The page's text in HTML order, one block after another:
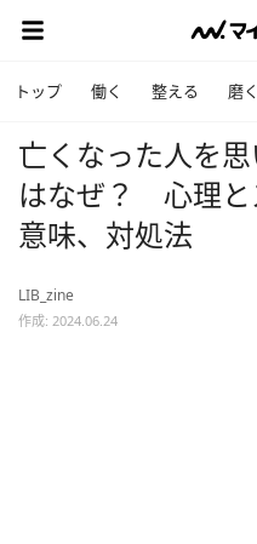
トップ 働く 整える 磨く
亡くなった人を
はなぜ？ 心理と
意味、対処法
LIB_zine
作成: 2024.06.24